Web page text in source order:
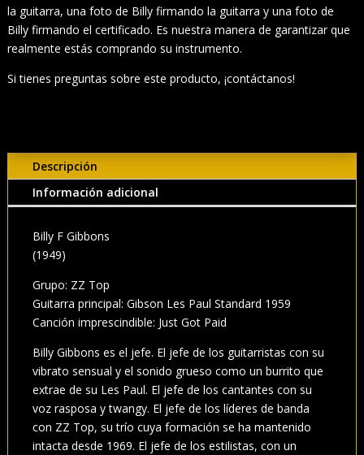
la guitarra, una foto de Billy firmando la guitarra y una foto de
Billy firmando el certificado. Es nuestra manera de garantizar que
realmente estás comprando su instrumento.
Si tienes preguntas sobre este producto, ¡contáctanos!
Descripción
Información adicional
Billy F Gibbons
(1949)
Grupo: ZZ Top
Guitarra principal: Gibson Les Paul Standard 1959
Canción imprescindible: Just Got Paid
Billy Gibbons es el jefe. El jefe de los guitarristas con su
vibrato sensual y el sonido grueso como un burrito que
extrae de su Les Paul. El jefe de los cantantes con su
voz rasposa y twangy. El jefe de los líderes de banda
con ZZ Top, su trío cuya formación se ha mantenido
intacta desde 1969. El jefe de los estilistas, con un